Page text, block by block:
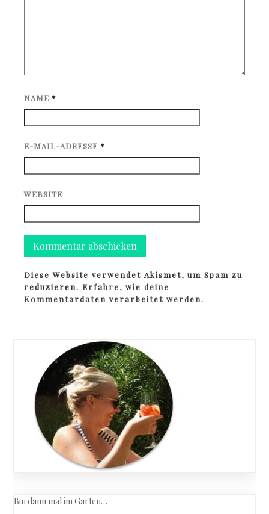
NAME *
E-MAIL-ADRESSE *
WEBSITE
Diese Website verwendet Akismet, um Spam zu
reduzieren.Erfahre, wie deine
Kommentardaten verarbeitet werden.
Bin dann mal im Garten…